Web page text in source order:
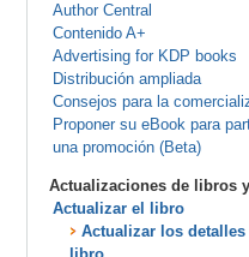
Author Central
Contenido A+
Advertising for KDP books
Distribución ampliada
Consejos para la
Proponer su eBook para
una promoción (Beta)
Actualizaciones de libros
Actualizar el libro
Actualizar los detalles